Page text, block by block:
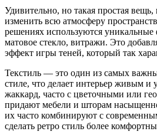
Удивительно, но такая простая вещь,
изменить всю атмосферу
решениях используются
матовое стекло, витражи. Это
эффект игры теней, который так
Текстиль — это один из самых
стиле, что делает интерьер живым и
жаккард, часто с цветочными или
придают мебели и шторам
их часто комбинируют с
сделать ретро стиль более